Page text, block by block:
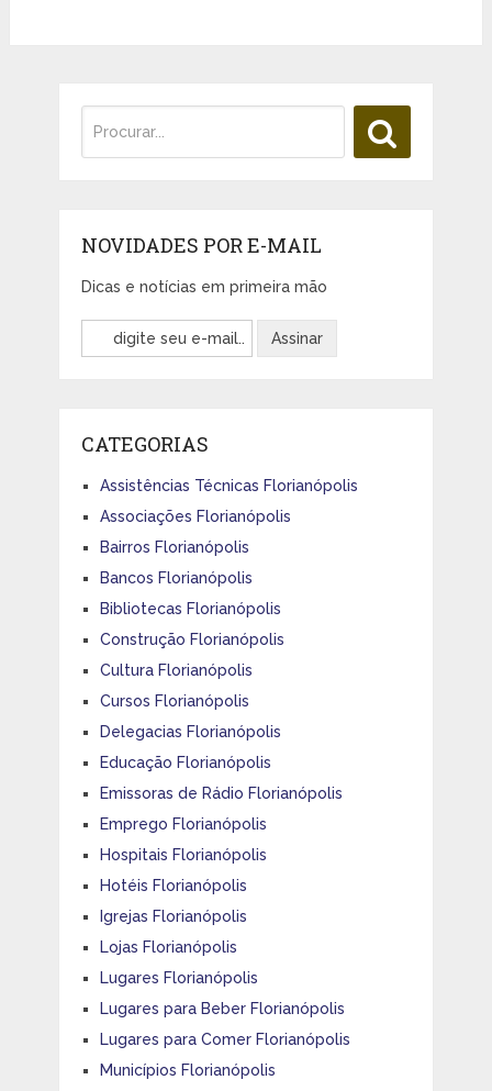
NOVIDADES POR E-MAIL
Dicas e notícias em primeira mão
CATEGORIAS
Assistências Técnicas Florianópolis
Associações Florianópolis
Bairros Florianópolis
Bancos Florianópolis
Bibliotecas Florianópolis
Construção Florianópolis
Cultura Florianópolis
Cursos Florianópolis
Delegacias Florianópolis
Educação Florianópolis
Emissoras de Rádio Florianópolis
Emprego Florianópolis
Hospitais Florianópolis
Hotéis Florianópolis
Igrejas Florianópolis
Lojas Florianópolis
Lugares Florianópolis
Lugares para Beber Florianópolis
Lugares para Comer Florianópolis
Municípios Florianópolis